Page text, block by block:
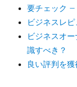
要チェック –
ビジネスレ
ビジネスオ
識すべき？
良い評判を